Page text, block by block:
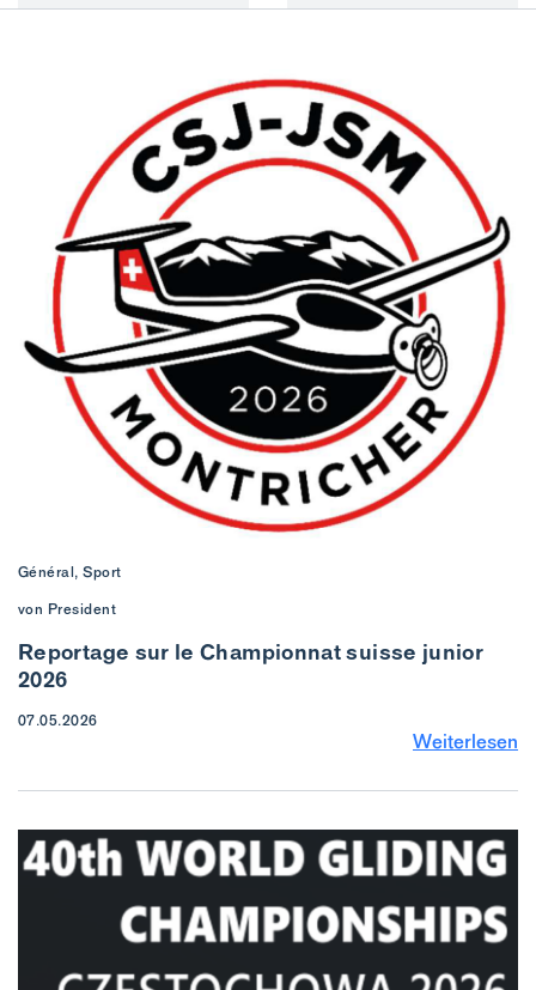
Général, Sport
von President
Reportage sur le Championnat suisse junior
2026
07.05.2026
Weiterlesen